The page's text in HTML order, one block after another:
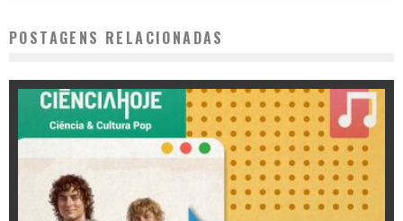
POSTAGENS RELACIONADAS